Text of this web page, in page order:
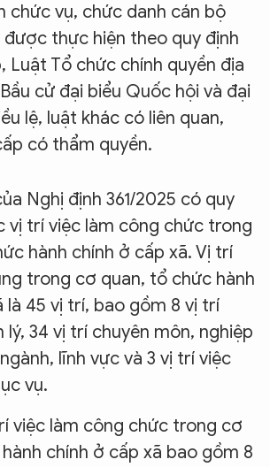
chức vụ, chức danh cán bộ
thực hiện theo quy định
Luật Tổ chức chính quyền địa
cử đại biểu Quốc hội và đại
lệ, luật khác có liên quan,
có thẩm quyền.
Nghị định 361/2025 có quy
vị trí việc làm công chức trong
hành chính ở cấp xã. Vị trí
trong cơ quan, tổ chức hành
là 45 vị trí, bao gồm 8 vị trí
lý, 34 vị trí chuyên môn, nghiệp
lĩnh vực và 3 vị trí việc
vụ.
việc làm công chức trong cơ
chính ở cấp xã bao gồm 8